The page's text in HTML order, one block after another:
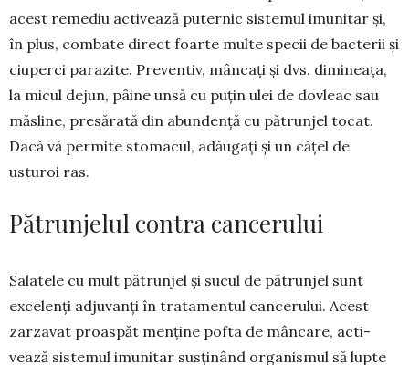
acest remediu activează puternic sis­temul imu­nitar și,
în plus, combate direct foarte mul­te spe­­­cii de bacterii și
ciu­perci pa­ra­zite. Pre­ventiv, mân­cați și dvs. dimineața,
la micul dejun, pâine unsă cu puțin ulei de do­vleac sau
măsline, presărată din abun­dență cu pă­trunjel tocat.
Dacă vă permite stomacul, adăugați și un cățel de
usturoi ras.
Pătrunjelul contra cancerului
Salatele cu mult pă­­trunjel și sucul de pă­­trun­­jel sunt
exce­lenți adjuvanți în tra­tamentul cancerului. Acest
zar­za­vat proas­păt menține pofta de mâncare, ac­ti­
vează sis­temul imunitar sus­ținând organismul să lupte